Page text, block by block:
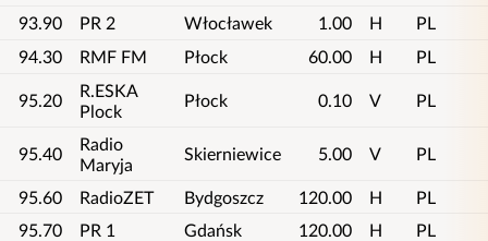
93.90
PR 2 Włocławek 1.00 H
PL
94.30
RMF FM Płock 60.00 H PL
95.20
R.ESKA
Plock
Płock 0.10 V PL
95.40
Radio
Maryja
Skierniewice 5.00 V PL
95.60 RadioZET Bydgoszcz 120.00 H
PL
95.70
PR 1 Gdańsk 120.00 H
PL